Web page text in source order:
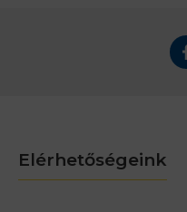
Elérhetőségeink